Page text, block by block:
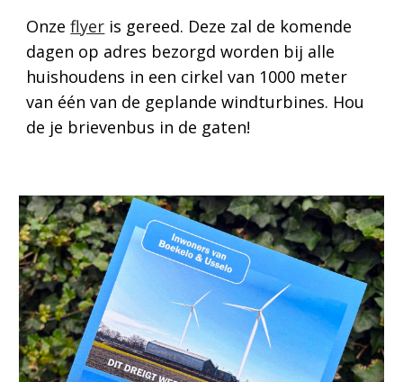
Onzeflyer is gereed. Deze zal de komende
dagen op adres bezorgd worden bij alle
huishoudens in een cirkel van 1000 meter
van één van de geplande windturbines. Hou
de je brievenbus in de gaten!